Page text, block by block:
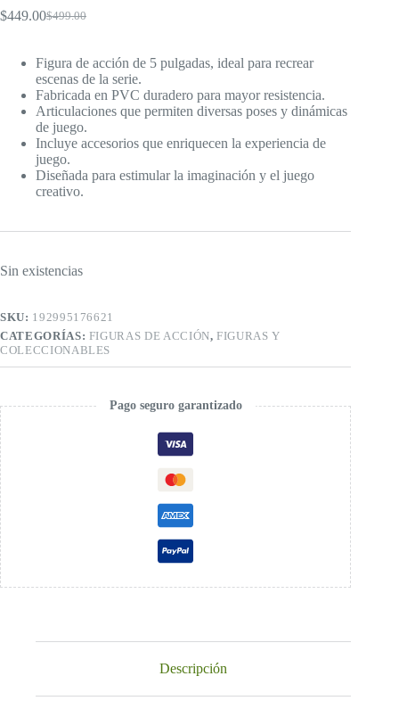
$499.00
El
original
era:
$499.00.
$449.00El
actual
es:
$449.00.
Figura de acción de 5 pulgadas, ideal para recrear
escenas de la serie.
Fabricada en PVC duradero para mayor resistencia.
Articulaciones que permiten diversas poses y dinámicas
de juego.
Incluye accesorios que enriquecen la experiencia de
juego.
Diseñada para estimular la imaginación y el juego
creativo.
Sin existencias
SKU: 192995176621
CATEGORÍAS: FIGURAS DE ACCIÓN,FIGURAS Y
COLECCIONABLES
Pago seguro garantizado
Descripción